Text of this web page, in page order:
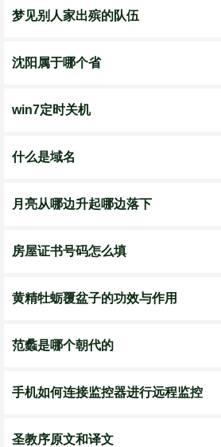
梦见别人家出殡的队伍
沈阳属于哪个省
win7定时关机
什么是域名
月亮从哪边升起哪边落下
房屋证书号码怎么填
黄精牡蛎覆盆子的功效与作用
范蠡是哪个朝代的
手机如何连接监控器进行远程监控
圣教序原文和译文